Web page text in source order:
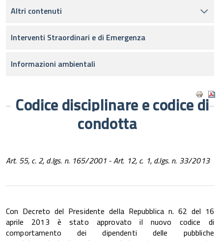
Altri contenuti
Interventi Straordinari e di Emergenza
Informazioni ambientali
Codice disciplinare e codice di
condotta
Art. 55, c. 2, d.lgs. n. 165/2001 - Art. 12, c. 1, d.lgs. n. 33/2013
Con Decreto del Presidente della Repubblica n. 62 del 16
aprile 2013 è stato approvato il nuovo codice di
comportamento dei dipendenti delle pubbliche